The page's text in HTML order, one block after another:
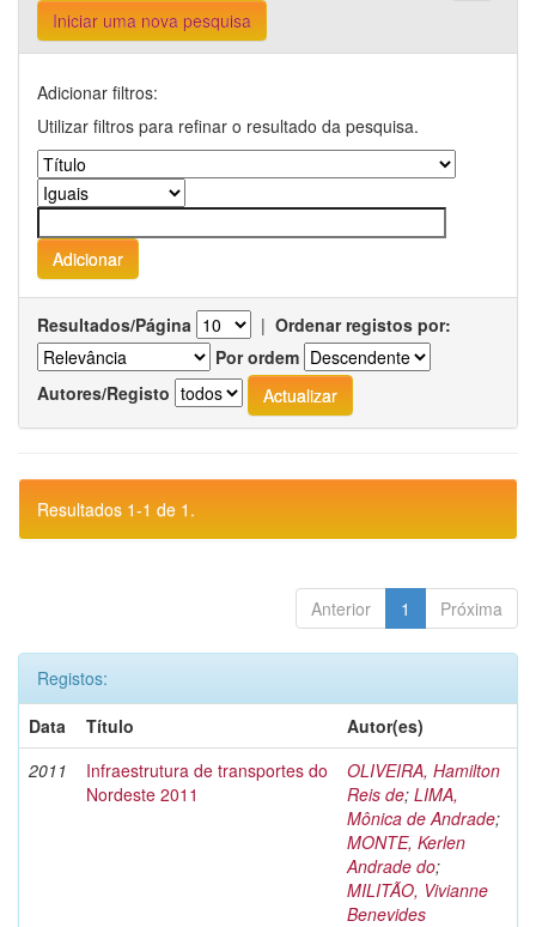
Iniciar uma nova pesquisa
Adicionar filtros:
Utilizar filtros para refinar o resultado da pesquisa.
Resultados/Página | Ordenar registos por:
Por ordem
Autores/Registo
Resultados 1-1 de 1.
Anterior 1 Próxima
Registos:
Data
Título
Autor(es)
2011
Infraestrutura de transportes do
Nordeste 2011
OLIVEIRA, Hamilton
Reis de; LIMA,
Mônica de Andrade;
MONTE, Kerlen
Andrade do;
MILITÃO, Vivianne
Benevides